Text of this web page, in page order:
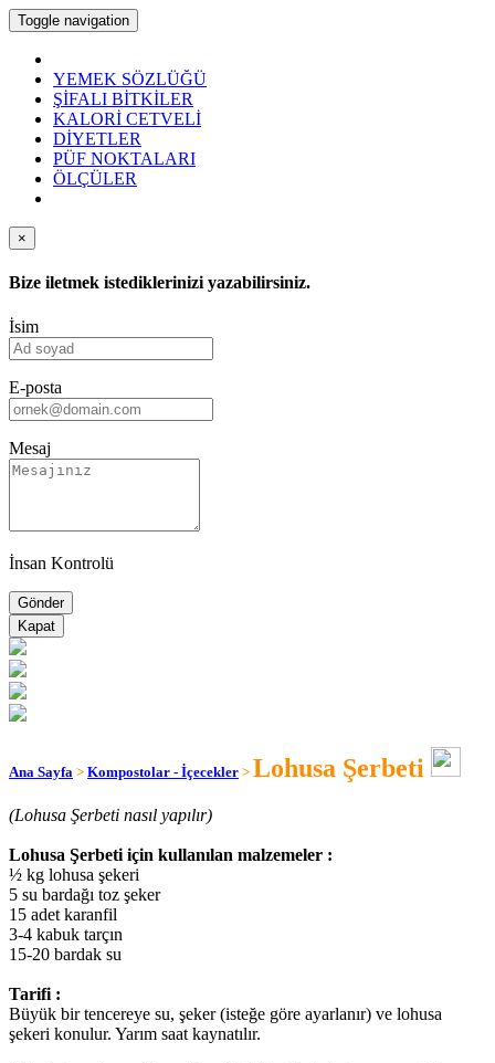
Toggle navigation
YEMEK SÖZLÜĞÜ
ŞİFALI BİTKİLER
KALORİ CETVELİ
DİYETLER
PÜF NOKTALARI
ÖLÇÜLER
×
Bize iletmek istediklerinizi yazabilirsiniz.
İsim
E-posta
Mesaj
İnsan Kontrolü
Kapat
Ana Sayfa > Kompostolar - İçecekler > Lohusa Şerbeti
(Lohusa Şerbeti nasıl yapılır)
Lohusa Şerbeti için kullanılan malzemeler :
½ kg lohusa şekeri
5 su bardağı toz şeker
15 adet karanfil
3-4 kabuk tarçın
15-20 bardak su
Tarifi :
Büyük bir tencereye su, şeker (isteğe göre ayarlanır) ve lohusa
şekeri konulur. Yarım saat kaynatılır.